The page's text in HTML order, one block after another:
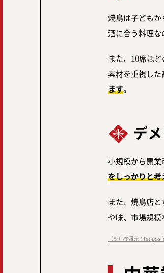
焼鳥は子どもか
酒に合う料理な
また、10席ほ
素材を重視し
ます。
デ
小規模から開
をしっかりと
また、焼鳥店と
や味、市場規
（※）参照元：